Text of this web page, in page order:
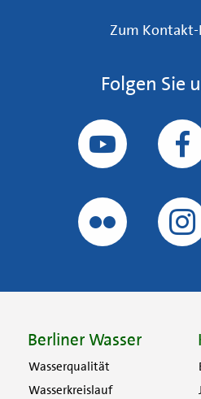
Zum
Folgen Sie
Berliner Wasser
Wasserqualität
Wasserkreislauf